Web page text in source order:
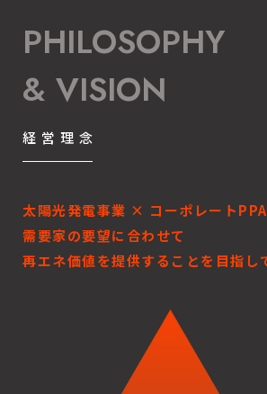
PHILOSOPHY
& VISION
経営理念
太陽光発電事業 × コーポレート
需要家の要望に合わせて
再エネ価値を提供することを目指し